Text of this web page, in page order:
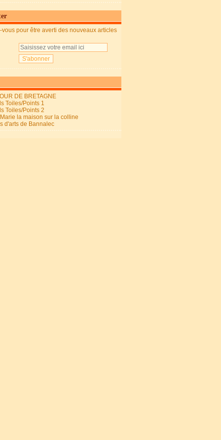
vous pour être averti des nouveaux articles
DE BRETAGNE
Toiles/Points 1
Toiles/Points 2
la maison sur la colline
d'arts de Bannalec